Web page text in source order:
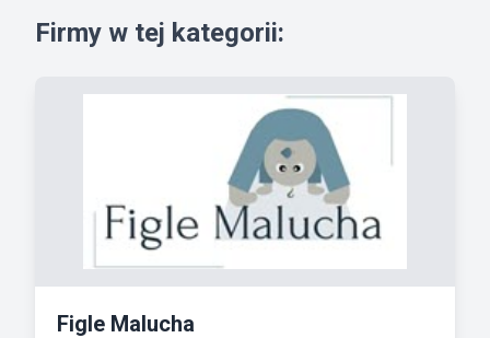
Firmy w tej kategorii:
Figle Malucha